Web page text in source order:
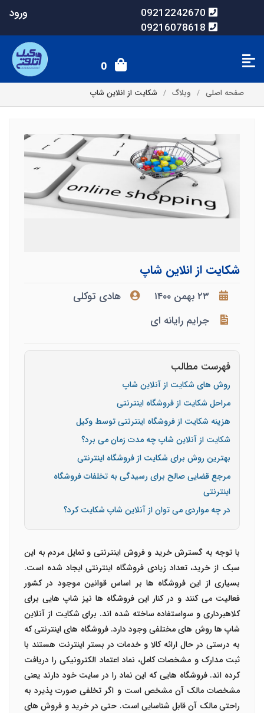
09212242670
09216078618
ورود
0
صفحه اصلی وبلاگ شکایت از انلاین شاپ
شکایت از انلاین شاپ
۲۳ بهمن ۱۴۰۰
هادی توکلی
جرایم رایانه ای
فهرست مطالب
روش های شکایت از آنلاین شاپ
مراحل شکایت از فروشگاه اینترنتی
هزینه شکایت از فروشگاه اینترنتی توسط وکیل
شکایت از آنلاین شاپ چه مدت زمان می برد؟
بهترین روش برای شکایت از فروشگاه اینترنتی
مرجع قضایی صالح برای رسیدگی به تخلفات فروشگاه
اینترنتی
در چه مواردی می توان از آنلاین شاپ شکایت کرد؟
با توجه به گسترش خرید و فروش اینترنتی و تمایل مردم به این
سبک از خرید، تعداد زیادی فروشگاه اینترنتی ایجاد شده است.
بسیاری از این فروشگاه ها بر اساس قوانین موجود در کشور
فعالیت می کنند و در کنار این فروشگاه ها نیز شاپ هایی برای
کلاهبرداری و سواستفاده ساخته شده اند. برای شکایت از آنلاین
شاپ ها روش های مختلفی وجود دارد. فروشگاه های اینترنتی که
به درستی در حال ارائه کالا و خدمات در بستر اینترنت هستند با
ثبت مدارک و مشخصات کامل، نماد اعتماد الکترونیکی را دریافت
کرده اند. فروشگاه هایی که این نماد را در سایت خود دارند یعنی
مشخصات مالک آن مشخص است و اگر تخلفی صورت پذیرد به
راحتی مالک آن قابل شناسایی است. حتی در خرید و فروش های